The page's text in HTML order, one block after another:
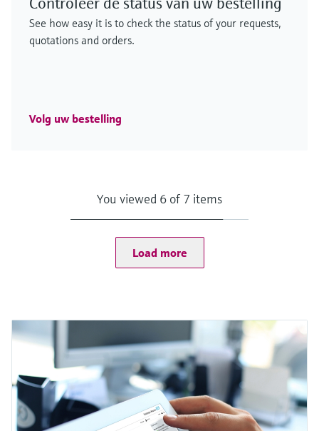
See how easy it is to check the status of your requests,
quotations and orders.
Volg uw bestelling
You viewed 6 of 7 items
Load more